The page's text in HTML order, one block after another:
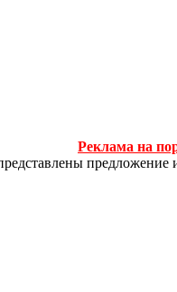
Реклама на
предложение